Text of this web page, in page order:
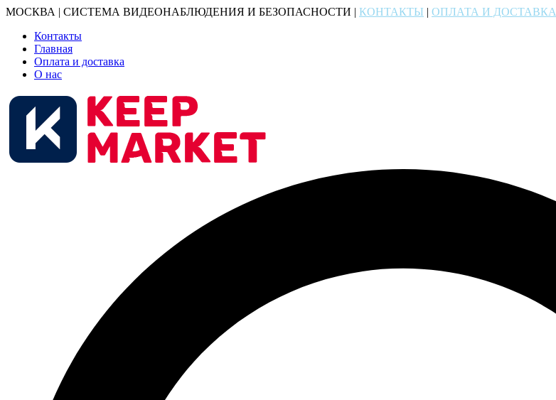
МОСКВА | СИСТЕМА ВИДЕОНАБЛЮДЕНИЯ И БЕЗОПАСНОСТИ | КОНТАКТЫ | ОПЛАТА И ДОСТАВКА
Контакты
Главная
Оплата и доставка
О нас